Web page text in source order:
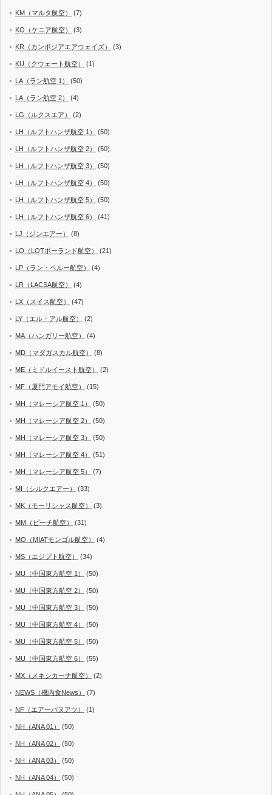
KM（マルタ航空） (7)
KQ（ケニア航空） (3)
KR（カンボジアエアウェイズ） (3)
KU（クウェート航空） (1)
LA（ラン航空 1） (50)
LA（ラン航空 2） (4)
LG（ルクスエア） (2)
LH（ルフトハンザ航空 1） (50)
LH（ルフトハンザ航空 2） (50)
LH（ルフトハンザ航空 3） (50)
LH（ルフトハンザ航空 4） (50)
LH（ルフトハンザ航空 5） (50)
LH（ルフトハンザ航空 6） (41)
LJ（ジンエアー） (8)
LO（LOTポーランド航空） (21)
LP（ラン・ペルー航空） (4)
LR（LACSA航空） (4)
LX（スイス航空） (47)
LY（エル・アル航空） (2)
MA（ハンガリー航空） (4)
MD（マダガスカル航空） (8)
ME（ミドルイースト航空） (2)
MF（厦門アモイ航空） (15)
MH（マレーシア航空 1） (50)
MH（マレーシア航空 2） (50)
MH（マレーシア航空 3） (50)
MH（マレーシア航空 4） (51)
MH（マレーシア航空 5） (7)
MI（シルクエアー） (33)
MK（モーリシャス航空） (3)
MM（ピーチ航空） (31)
MO（MIATモンゴル航空） (4)
MS（エジプト航空） (34)
MU（中国東方航空 1） (50)
MU（中国東方航空 2） (50)
MU（中国東方航空 3） (50)
MU（中国東方航空 4） (50)
MU（中国東方航空 5） (50)
MU（中国東方航空 6） (55)
MX（メキシカーナ航空） (2)
NEWS（機内食News） (7)
NF（エアーバヌアツ） (1)
NH（ANA 01） (50)
NH（ANA 02） (50)
NH（ANA 03） (50)
NH（ANA 04） (50)